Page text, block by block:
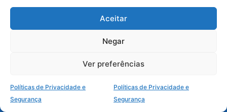
Aceitar
Negar
Ver preferências
Políticas de Privacidade e
Segurança
Políticas de Privacidade e
Segurança
Copyright © 2016 – 2025
CTEC Vida Cristã. Todos